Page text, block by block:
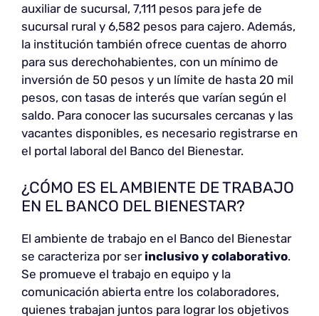
auxiliar de sucursal, 7,111 pesos para jefe de
sucursal rural y 6,582 pesos para cajero. Además,
la institución también ofrece cuentas de ahorro
para sus derechohabientes, con un mínimo de
inversión de 50 pesos y un límite de hasta 20 mil
pesos, con tasas de interés que varían según el
saldo. Para conocer las sucursales cercanas y las
vacantes disponibles, es necesario registrarse en
el portal laboral del Banco del Bienestar.
¿CÓMO ES EL AMBIENTE DE TRABAJO
EN EL BANCO DEL BIENESTAR?
El ambiente de trabajo en el Banco del Bienestar
se caracteriza por ser inclusivo y colaborativo.
Se promueve el trabajo en equipo y la
comunicación abierta entre los colaboradores,
quienes trabajan juntos para lograr los objetivos